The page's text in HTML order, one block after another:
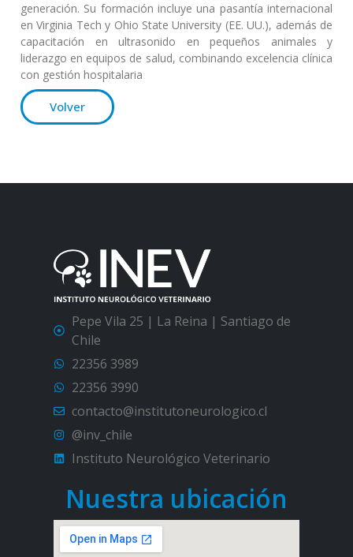
generación. Su formación incluye una pasantía internacional
en Virginia Tech y Ohio State University (EE. UU.), además de
capacitación en ultrasonido en pequeños animales y
liderazgo en equipos de salud, combinando excelencia clínica
con gestión hospitalaria
Volver
Pepe Vila 25 | La Reina | Santiago de
Chile
22356 3989
22356 3990
contacto@institutoneurologico.cl
@inv_chile
Instituto Neurológico Veterinario
Nuestra ubicación